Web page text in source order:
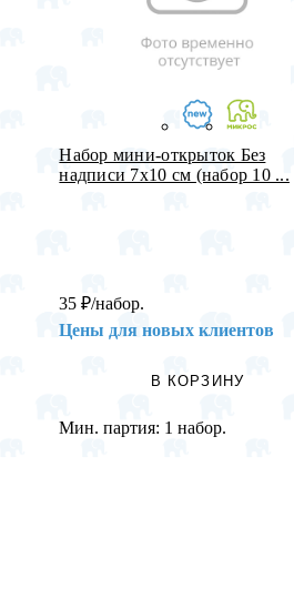
Набор мини-открыток Без
надписи 7х10 см (набор 10 ...
35₽/набор.
Цены для новых клиентов
В КОРЗИНУ
Мин. партия: 1 набор.